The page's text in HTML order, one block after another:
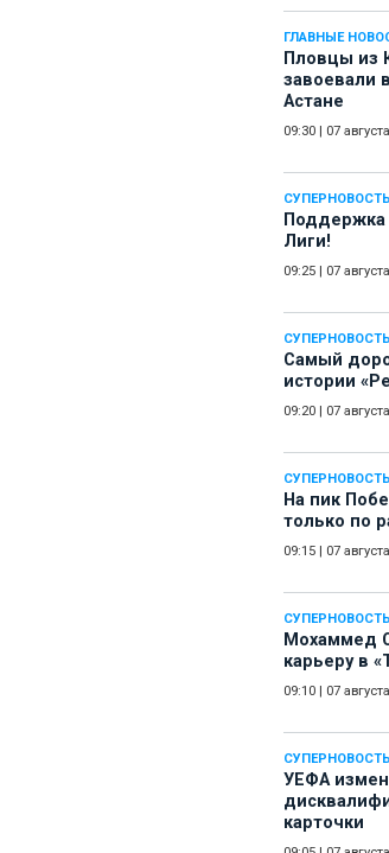
ГЛАВНЫЕ
Пловцы из
завоевали
Астане
09:30 07 августа
СУПЕРНОВОСТЬ
Лиги!
09:25 07 августа
СУПЕРНОВОСТЬ
Самый
истории
09:20 07 августа
СУПЕРНОВОСТЬ
На пик
только по
09:15 07 августа
СУПЕРНОВОСТЬ
Мохаммед
карьеру в
09:10 07 августа
СУПЕРНОВОСТЬ
УЕФА
карточки